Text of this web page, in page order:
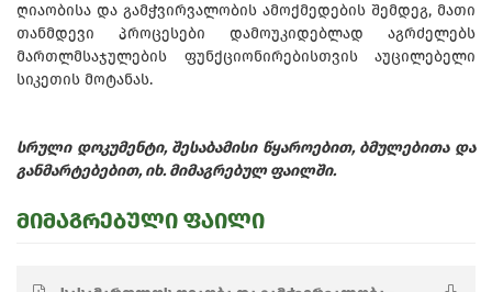
ღიაობისა და გამჭვირვალობის ამოქმედების შემდეგ, მათი
თანმდევი პროცესები დამოუკიდებლად აგრძელებს
მართლმსაჯულების ფუნქციონირებისთვის აუცილებელი
სიკეთის მოტანას.
სრული დოკუმენტი, შესაბამისი წყაროებით, ბმულებითა და
განმარტებებით, იხ. მიმაგრებულ ფაილში.
მიმაგრებული ფაილი